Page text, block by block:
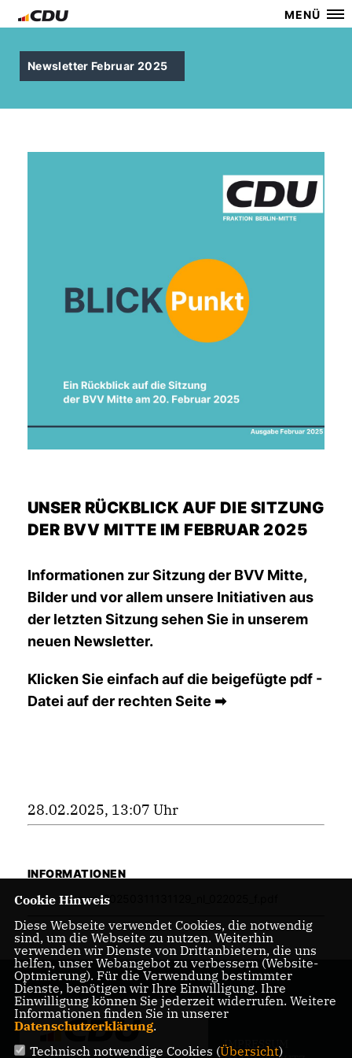
MENÜ
Newsletter Februar 2025
UNSER RÜCKBLICK AUF DIE SITZUNG
DER BVV MITTE IM FEBRUAR 2025
Informationen zur Sitzung der BVV Mitte,
Bilder und vor allem unsere Initiativen aus
der letzten Sitzung sehen Sie in unserem
neuen Newsletter.
Klicken Sie einfach auf die beigefügte pdf -
Datei auf der rechten Seite ➡
28.02.2025, 13:07 Uhr
INFORMATIONEN
news_20250311131129_nl_022025_f.pdf
IMPRESSUM
Cookie Hinweis
Diese Webseite verwendet Cookies, die notwendig
sind, um die Webseite zu nutzen. Weiterhin
verwenden wir Dienste von Drittanbietern, die uns
helfen, unser Webangebot zu verbessern (Website-
Optmierung). Für die Verwendung bestimmter
Dienste, benötigen wir Ihre Einwilligung. Ihre
Einwilligung können Sie jederzeit widerrufen. Weitere
Informationen finden Sie in unserer
Datenschutzerklärung.
Technisch notwendige Cookies (Übersicht)